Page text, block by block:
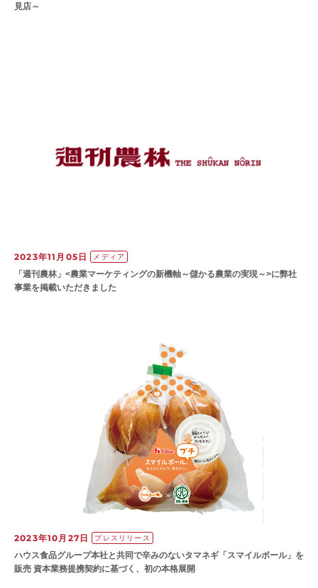
見店～
2023年11月05日 メディア
「週刊農林」<農業マーケティングの新機軸～儲かる農業の実現～>に弊社
事業を掲載いただきました
2023年10月27日 プレスリリース
ハウス食品グループ本社と共同で辛みのないタマネギ「スマイルボール」を
販売 資本業務提携契約に基づく、初の本格展開